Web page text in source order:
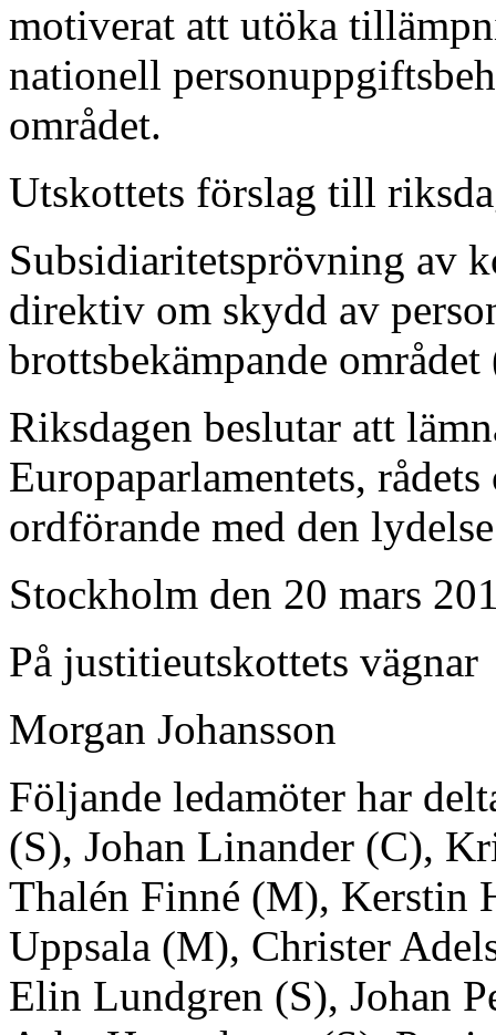
motiverat att utöka
nationell
området.
Utskottets förslag till
Subsidiaritetsprövning av
direktiv om skydd av
brottsbekämpande
Riksdagen beslutar att
Europaparlamentets,
ordförande med den
Stockholm den 20 mars
På justitieutskottets vägnar
Morgan Johansson
Följande ledamöter har
(S), Johan Linander (C),
Thalén Finné (M), Kerstin
Uppsala (M), Christer
Elin Lundgren (S), Johan